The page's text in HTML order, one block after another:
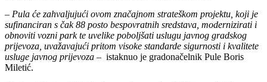
– Pula će zahvaljujući ovom značajnom strateškom projektu, koji je
sufinanciran s čak 88 posto bespovratnih sredstava, modernizirati i
obnoviti vozni park te uvelike poboljšati uslugu javnog gradskog
prijevoza, uvažavajući pritom visoke standarde sigurnosti i kvalitete
usluge javnog prijevoza – istaknuo je gradonačelnik Pule Boris
Miletić.